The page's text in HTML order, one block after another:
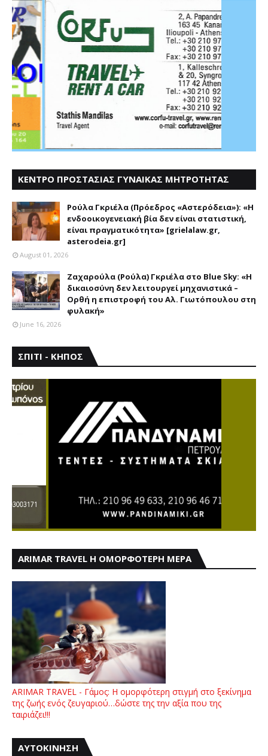
ΚΕΝΤΡΟ ΠΡΟΣΤΑΣΙΑΣ ΓΥΝΑΙΚΑΣ ΜΗΤΡΟΤΗΤΑΣ
Ρούλα Γκριέλα (Πρόεδρος «Αστερόδεια»): «Η
ενδοοικογενειακή βία δεν είναι στατιστική,
είναι πραγματικότητα» [grielalaw.gr,
asterodeia.gr]
August 01, 2026
Ζαχαρούλα (Ρούλα) Γκριέλα στο Blue Sky: «Η
δικαιοσύνη δεν λειτουργεί μηχανιστικά –
Ορθή η επιστροφή του Αλ. Γιωτόπουλου στη
φυλακή»
June 16, 2026
ΣΠΙΤΙ - ΚΗΠΟΣ
ARIMAR TRAVEL Η ΟΜΟΡΦΟΤΕΡΗ ΜΕΡΑ
ARIMAR TRAVEL - Γάμος: Η ομορφότερη στιγμή στο ξεκίνημα
της ζωής ενός ζευγαριού…δώστε της την αξία που της
ταιριάζει!!!
ΑΥΤΟΚΙΝΗΣΗ